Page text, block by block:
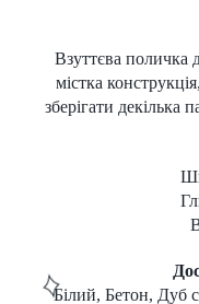
Взуттєва поличка
містка
зберігати
Білий, Бетон, Дуб